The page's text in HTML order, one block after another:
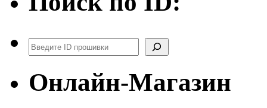
Поиск
Онлайн-Магазин